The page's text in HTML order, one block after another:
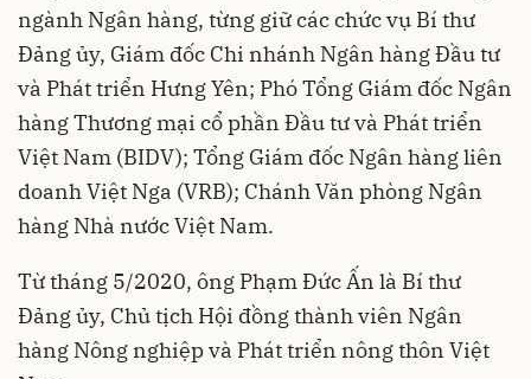
ngành Ngân hàng, từng giữ các chức vụ Bí thư
Đảng ủy, Giám đốc Chi nhánh Ngân hàng Đầu tư
và Phát triển Hưng Yên; Phó Tổng Giám đốc Ngân
hàng Thương mại cổ phần Đầu tư và Phát triển
Việt Nam (BIDV); Tổng Giám đốc Ngân hàng liên
doanh Việt Nga (VRB); Chánh Văn phòng Ngân
hàng Nhà nước Việt Nam.
Từ tháng 5/2020, ông Phạm Đức Ấn là Bí thư
Đảng ủy, Chủ tịch Hội đồng thành viên Ngân
hàng Nông nghiệp và Phát triển nông thôn Việt